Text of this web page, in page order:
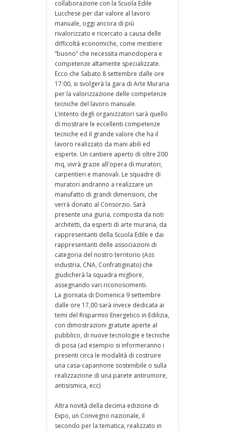
collaborazione con la Scuola Edile
Lucchese per dar valore al lavoro
manuale, oggi ancora di più
rivalorizzato e ricercato a causa delle
difficoltà economiche, come mestiere
“buono” che necessita manodopera e
competenze altamente specializzate.
Ecco che Sabato 8 settembre dalle ore
17:00, si svolgerà la gara di Arte Muraria
per la valorizzazione delle competenze
tecniche del lavoro manuale.
L’intento degli organizzatori sarà quello
di mostrare le eccellenti competenze
tecniche ed il grande valore che ha il
lavoro realizzato da mani abili ed
esperte. Un cantiere aperto di oltre 200
mq, vivrà grazie all'opera di muratori,
carpentieri e manovali. Le squadre di
muratori andranno a realizzare un
manufatto di grandi dimensioni, che
verrà donato al Consorzio. Sarà
presente una giuria, composta da noti
architetti, da esperti di arte muraria, da
rappresentanti della Scuola Edile e dai
rappresentanti delle associazioni di
categoria del nostro territorio (Ass
industria, CNA, Confratiginato) che
giudicherà la squadra migliore,
assegnando vari riconoscimenti.
La giornata di Domenica 9 settembre
dalle ore 17,00 sarà invece dedicata ai
temi del Risparmio Energetico in Edilizia,
con dimostrazioni gratuite aperte al
pubblico, di nuove tecnologie e tecniche
di posa (ad esempio si informeranno i
presenti circa le modalità di costruire
una casa-capannone sostenibile o sulla
realizzazione di una parete antirumore,
antisismica, ecc)
Altra novità della decima edizione di
Expo, un Convegno nazionale, il
secondo per la tematica, realizzato in